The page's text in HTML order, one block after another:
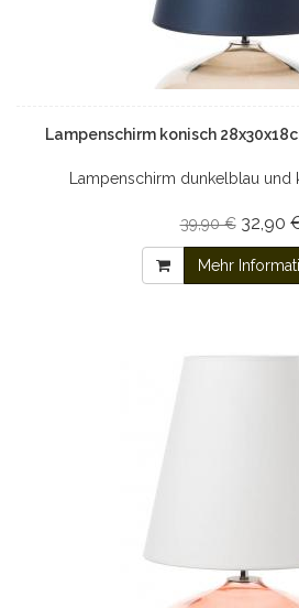
Lampenschirm konisch
Lampenschirm dunkelblau und
39,90 € 32,90
Mehr